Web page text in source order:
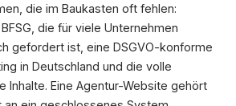
die im Baukasten oft fehlen:
die für viele Unternehmen
gefordert ist, eine DSGVO-konforme
in Deutschland und die volle
Inhalte. Eine Agentur-Website gehört